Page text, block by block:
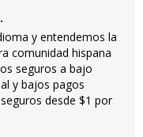
y entendemos la
comunidad hispana
seguros a bajo
y bajos pagos
desde $1 por